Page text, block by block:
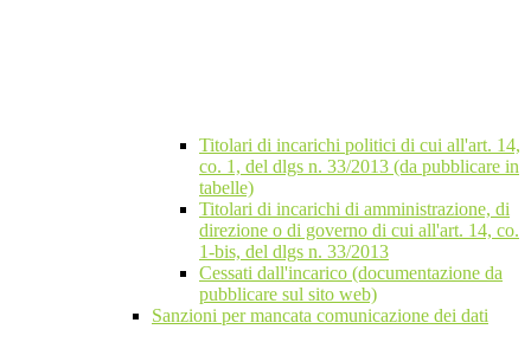
Titolari di incarichi politici di cui all'art. 14,
co. 1, del dlgs n. 33/2013 (da pubblicare in
tabelle)
Titolari di incarichi di amministrazione, di
direzione o di governo di cui all'art. 14, co.
1-bis, del dlgs n. 33/2013
Cessati dall'incarico (documentazione da
pubblicare sul sito web)
Sanzioni per mancata comunicazione dei dati